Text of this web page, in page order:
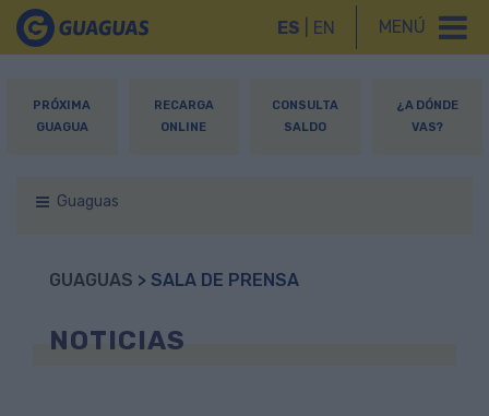
MENÚ
ES EN
PRÓXIMA
GUAGUA
RECARGA
ONLINE
CONSULTA
SALDO
¿A DÓNDE
VAS?
Guaguas
GUAGUAS > SALA DE PRENSA
NOTICIAS